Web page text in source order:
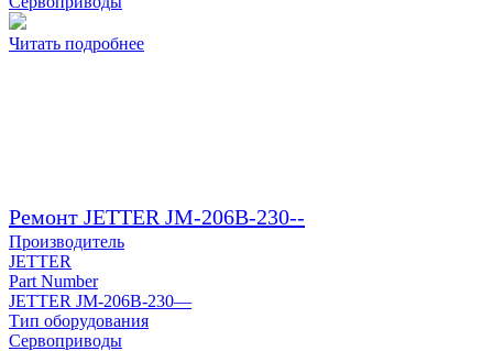
Читать подробнее
Ремонт JETTER JM-206B-230--
Производитель
JETTER
Part Number
JETTER JM-206B-230—
Тип оборудования
Сервоприводы